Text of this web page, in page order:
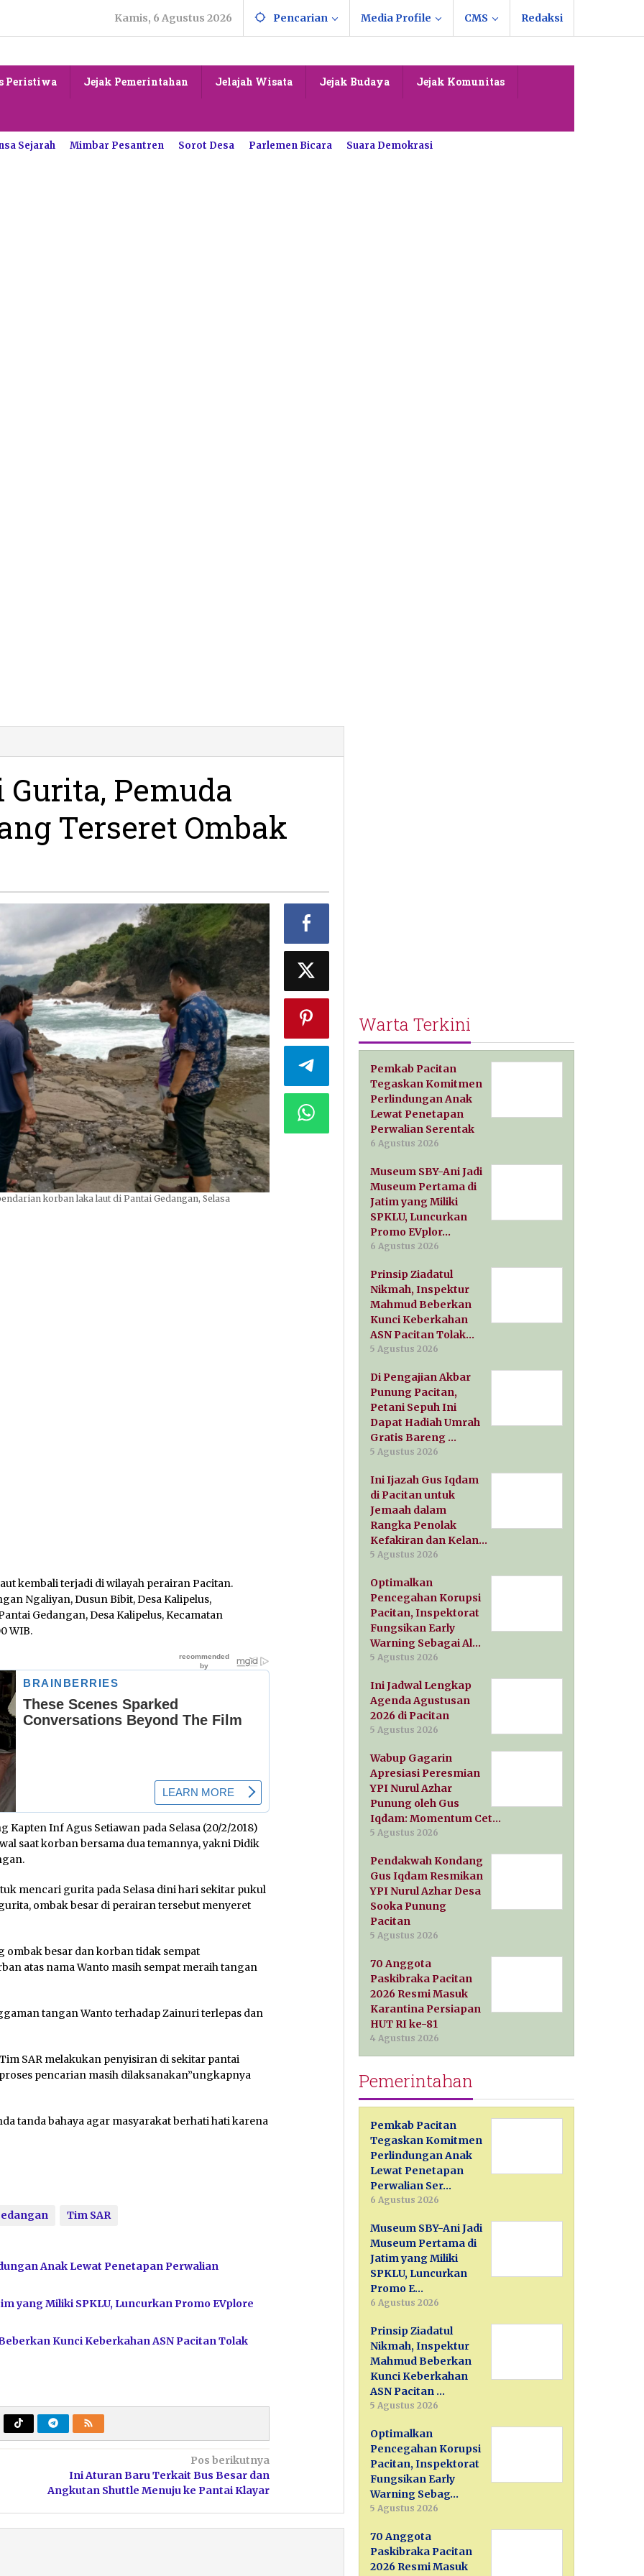
Kamis, 6 Agustus 2026 Pencarian Media Profile CMS Redaksi
Peristiwa Jejak Pemerintahan Jelajah Wisata Jejak Budaya Jejak Komunitas
Sejarah Mimbar Pesantren Sorot Desa Parlemen Bicara Suara Demokrasi
Pemuda
Terseret Ombak
korban laka laut di Pantai Gedangan, Selasa
kembali terjadi di wilayah perairan Pacitan.
Ngaliyan, Dusun Bibit, Desa Kalipelus,
Gedangan, Desa Kalipelus, Kecamatan
WIB.
Inf Agus Setiawan pada Selasa (20/2/2018)
saat korban bersama dua temannya, yakni Didik
mencari gurita pada Selasa dini hari sekitar pukul
ombak besar di perairan tersebut menyeret
ombak besar dan korban tidak sempat
atas nama Wanto masih sempat meraih tangan
tangan Wanto terhadap Zainuri terlepas dan
SAR melakukan penyisiran di sekitar pantai
pencarian masih dilaksanakan”ungkapnya
tanda bahaya agar masyarakat berhati hati karena
Tim SAR
Anak Lewat Penetapan Perwalian
yang Miliki SPKLU, Luncurkan Promo EVplore
Kunci Keberkahan ASN Pacitan Tolak
Pos berikutnya
Ini Aturan Baru Terkait Bus Besar dan
Angkutan Shuttle Menuju ke Pantai Klayar
Warta Terkini
Pemkab Pacitan
Tegaskan Komitmen
Perlindungan Anak
Lewat Penetapan
Perwalian Serentak
6 Agustus 2026
Museum SBY-Ani Jadi
Museum Pertama di
Jatim yang Miliki
SPKLU, Luncurkan
Promo EVplor…
6 Agustus 2026
Prinsip Ziadatul
Nikmah, Inspektur
Mahmud Beberkan
Kunci Keberkahan
ASN Pacitan Tolak…
5 Agustus 2026
Di Pengajian Akbar
Punung Pacitan,
Petani Sepuh Ini
Dapat Hadiah Umrah
Gratis Bareng …
5 Agustus 2026
Ini Ijazah Gus Iqdam
di Pacitan untuk
Jemaah dalam
Rangka Penolak
Kefakiran dan Kelan…
5 Agustus 2026
Optimalkan
Pencegahan Korupsi
Pacitan, Inspektorat
Fungsikan Early
Warning Sebagai Al…
5 Agustus 2026
Ini Jadwal Lengkap
Agenda Agustusan
2026 di Pacitan
5 Agustus 2026
Wabup Gagarin
Apresiasi Peresmian
YPI Nurul Azhar
Punung oleh Gus
Iqdam: Momentum Cet…
5 Agustus 2026
Pendakwah Kondang
Gus Iqdam Resmikan
YPI Nurul Azhar Desa
Sooka Punung
Pacitan
5 Agustus 2026
70 Anggota
Paskibraka Pacitan
2026 Resmi Masuk
Karantina Persiapan
HUT RI ke-81
4 Agustus 2026
Pemerintahan
Pemkab Pacitan
Tegaskan Komitmen
Perlindungan Anak
Lewat Penetapan
Perwalian Ser…
6 Agustus 2026
Museum SBY-Ani Jadi
Museum Pertama di
Jatim yang Miliki
SPKLU, Luncurkan
Promo E…
6 Agustus 2026
Prinsip Ziadatul
Nikmah, Inspektur
Mahmud Beberkan
Kunci Keberkahan
ASN Pacitan …
5 Agustus 2026
Optimalkan
Pencegahan Korupsi
Pacitan, Inspektorat
Fungsikan Early
Warning Sebag…
5 Agustus 2026
70 Anggota
Paskibraka Pacitan
2026 Resmi Masuk